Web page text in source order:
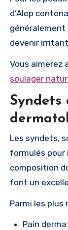
d’Alep
généralement
devenir
Vous aimerez
soulager
Syndets
Les syndets,
formulés pour
composition
font un
Parmi les plus
Pain